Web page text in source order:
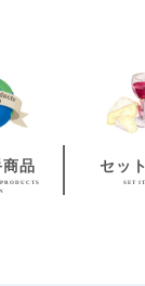
商品 セッ
SET